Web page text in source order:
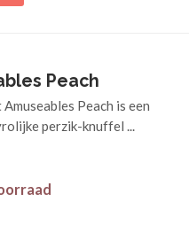
Peach
Peach is een
perzik-knuffel ...